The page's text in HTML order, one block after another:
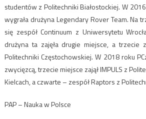
studentów z Politechniki Białostockiej. W
wygrała drużyna Legendary Rover Team. Na
się zespół Continuum z Uniwersytetu
drużyna ta zajęła drugie miejsce, a trzecie
Politechniki Częstochowskiej. W 2018 roku
zwycięzcą, trzecie miejsce zajął IMPULS z
Kielcach, a czwarte – zespół Raptors z
PAP – Nauka w Polsce